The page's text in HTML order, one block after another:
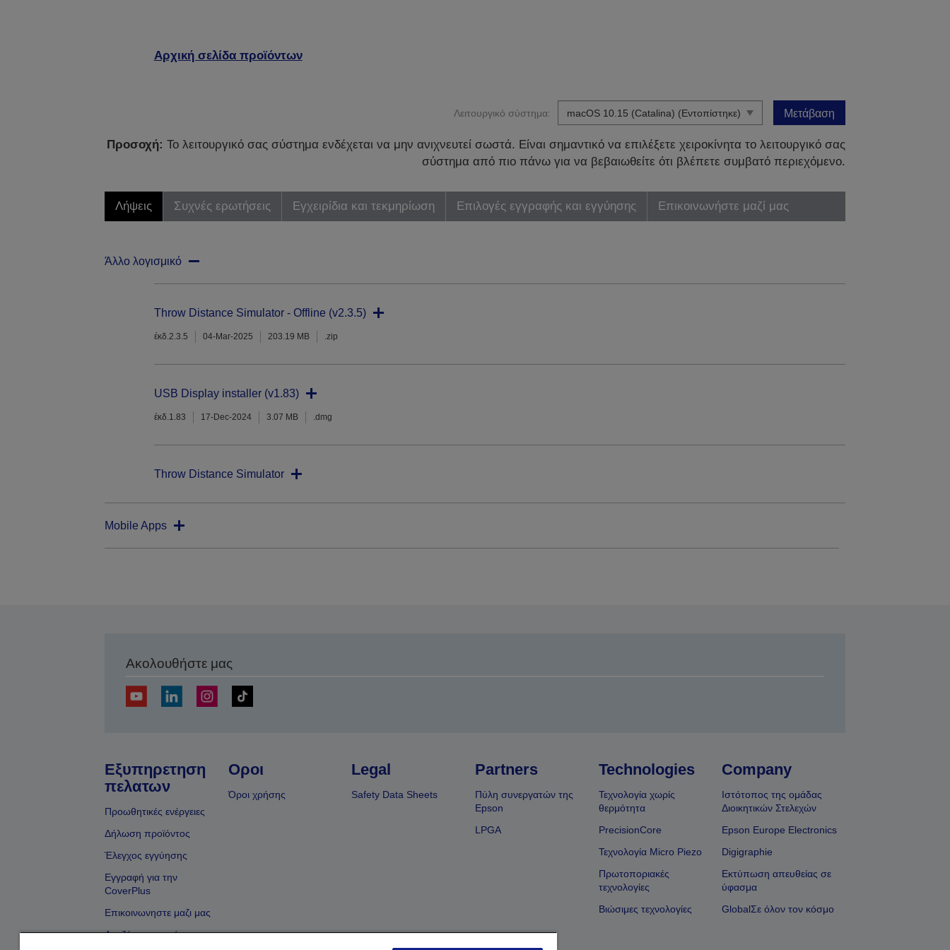
Αρχική σελίδα προϊόντων
Λειτουργικό σύστημα: Μετάβαση
Προσοχή: Το λειτουργικό σας σύστημα ενδέχεται να μην ανιχνευτεί σωστά. Είναι σημαντικό να επιλέξετε χειροκίνητα το λειτουργικό σας
σύστημα από πιο πάνω για να βεβαιωθείτε ότι βλέπετε συμβατό περιεχόμενο.
Λήψεις Συχνές ερωτήσεις Εγχειρίδια και τεκμηρίωση Επιλογές εγγραφής και εγγύησης Επικοινωνήστε μαζί μας
Άλλο λογισμικό
Throw Distance Simulator - Offline (v2.3.5)
έκδ.2.3.5 04-Mar-2025 203.19 MB .zip
USB Display installer (v1.83)
έκδ.1.83 17-Dec-2024 3.07 MB .dmg
Throw Distance Simulator
Mobile Apps
Ακολουθήστε μας
Εξυπηρετηση
πελατων
Προωθητικές ενέργειες
Δήλωση προϊόντος
Έλεγχος εγγύησης
Εγγραφή για την
CoverPlus
Επικοινωνηστε μαζι μας
Αναζήτηση εμπόρου
Οροι
Όροι χρήσης
Legal
Safety Data Sheets
Partners
Πύλη συνεργατών της
Epson
LPGA
Technologies
Τεχνολογία χωρίς
θερμότητα
PrecisionCore
Τεχνολογία Micro Piezo
Πρωτοποριακές
τεχνολογίες
Βιώσιμες τεχνολογίες
Company
Ιστότοπος της ομάδας
Διοικητικών Στελεχών
Epson Europe Electronics
Digigraphie
Εκτύπωση απευθείας σε
ύφασμα
GlobalΣε όλον τον κόσμο